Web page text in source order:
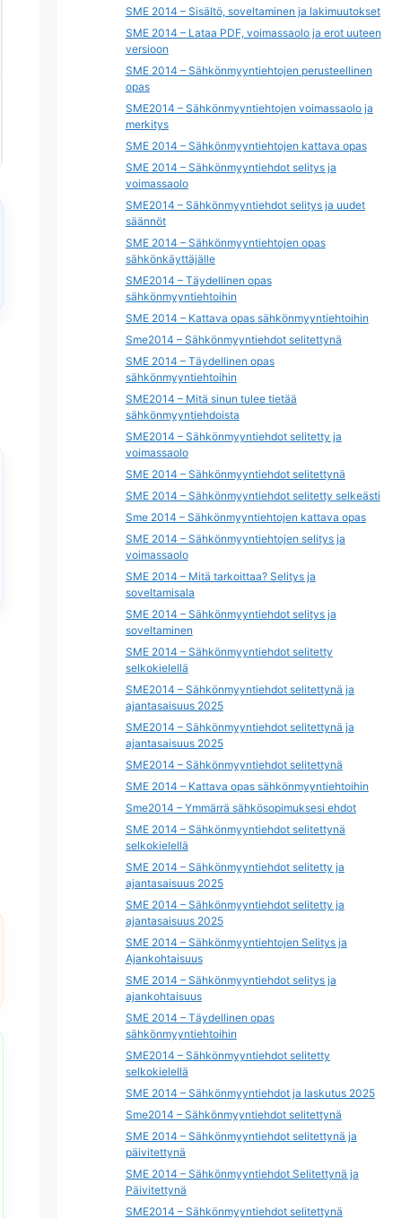
SME 2014 – Sisältö, soveltaminen ja lakimuutokset
SME 2014 – Lataa PDF, voimassaolo ja erot uuteen
versioon
SME 2014 – Sähkönmyyntiehtojen perusteellinen
opas
SME2014 – Sähkönmyyntiehtojen voimassaolo ja
merkitys
SME 2014 – Sähkönmyyntiehtojen kattava opas
SME 2014 – Sähkönmyyntiehdot selitys ja
voimassaolo
SME2014 – Sähkönmyyntiehdot selitys ja uudet
säännöt
SME 2014 – Sähkönmyyntiehtojen opas
sähkönkäyttäjälle
SME2014 – Täydellinen opas
sähkönmyyntiehtoihin
SME 2014 – Kattava opas sähkönmyyntiehtoihin
Sme2014 – Sähkönmyyntiehdot selitettynä
SME 2014 – Täydellinen opas
sähkönmyyntiehtoihin
SME2014 – Mitä sinun tulee tietää
sähkönmyyntiehdoista
SME2014 – Sähkönmyyntiehdot selitetty ja
voimassaolo
SME 2014 – Sähkönmyyntiehdot selitettynä
SME 2014 – Sähkönmyyntiehdot selitetty selkeästi
Sme 2014 – Sähkönmyyntiehtojen kattava opas
SME 2014 – Sähkönmyyntiehtojen selitys ja
voimassaolo
SME 2014 – Mitä tarkoittaa? Selitys ja
soveltamisala
SME 2014 – Sähkönmyyntiehdot selitys ja
soveltaminen
SME 2014 – Sähkönmyyntiehdot selitetty
selkokielellä
SME2014 – Sähkönmyyntiehdot selitettynä ja
ajantasaisuus 2025
SME2014 – Sähkönmyyntiehdot selitettynä ja
ajantasaisuus 2025
SME2014 – Sähkönmyyntiehdot selitettynä
SME 2014 – Kattava opas sähkönmyyntiehtoihin
Sme2014 – Ymmärrä sähkösopimuksesi ehdot
SME 2014 – Sähkönmyyntiehdot selitettynä
selkokielellä
SME 2014 – Sähkönmyyntiehdot selitetty ja
ajantasaisuus 2025
SME 2014 – Sähkönmyyntiehdot selitetty ja
ajantasaisuus 2025
SME 2014 – Sähkönmyyntiehtojen Selitys ja
Ajankohtaisuus
SME 2014 – Sähkönmyyntiehdot selitys ja
ajankohtaisuus
SME 2014 – Täydellinen opas
sähkönmyyntiehtoihin
SME2014 – Sähkönmyyntiehdot selitetty
selkokielellä
SME 2014 – Sähkönmyyntiehdot ja laskutus 2025
Sme2014 – Sähkönmyyntiehdot selitettynä
SME 2014 – Sähkönmyyntiehdot selitettynä ja
päivitettynä
SME 2014 – Sähkönmyyntiehdot Selitettynä ja
Päivitettynä
SME2014 – Sähkönmyyntiehdot selitettynä